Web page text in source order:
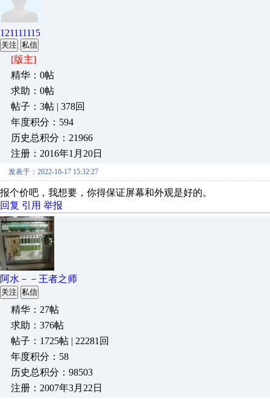
121111115
关注 私信
[版主]
精华：0帖
求助：0帖
帖子：3帖 | 378回
年度积分：594
历史总积分：21966
注册：2016年1月20日
发表于：2022-10-17 15:32:27
报个价吧，我想要，你得保证屏幕和外观是好的。
回复 引用 举报
阿水－－王者之师
关注 私信
精华：27帖
求助：376帖
帖子：1725帖 | 22281回
年度积分：58
历史总积分：98503
注册：2007年3月22日